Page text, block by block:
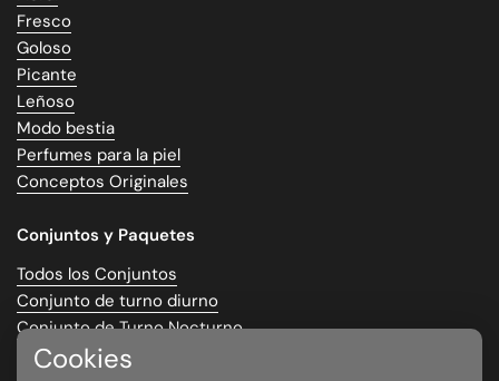
Fresco
Goloso
Picante
Leñoso
Modo bestia
Perfumes para la piel
Conceptos Originales
Conjuntos y Paquetes
Todos los Conjuntos
Conjunto de turno diurno
Conjunto de Turno Nocturno
La Oficina Edición
Cookies